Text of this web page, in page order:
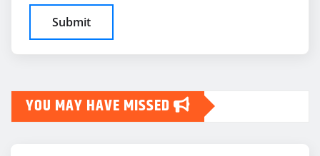
YOU MAY HAVE MISSED